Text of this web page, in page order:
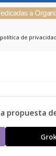
a
de privacidad
propuesta